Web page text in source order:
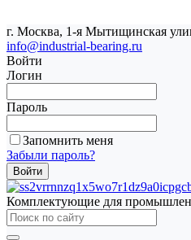
г. Москва, 1-я Мытищинская
info@industrial-bearing.ru
Войти
Логин
Пароль
Запомнить меня
Забыли пароль?
Комплектующие для